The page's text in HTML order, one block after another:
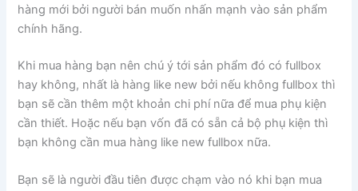
hàng mới bởi người bán muốn nhấn mạnh vào sản phẩm
chính hãng.
Khi mua hàng bạn nên chú ý tới sản phẩm đó có fullbox
hay không, nhất là hàng like new bởi nếu không fullbox thì
bạn sẽ cần thêm một khoản chi phí nữa để mua phụ kiện
cần thiết. Hoặc nếu bạn vốn đã có sẵn cả bộ phụ kiện thì
bạn không cần mua hàng like new fullbox nữa.
Bạn sẽ là người đầu tiên được chạm vào nó khi bạn mua